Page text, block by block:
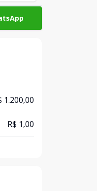
1.200,00
R$ 1,00